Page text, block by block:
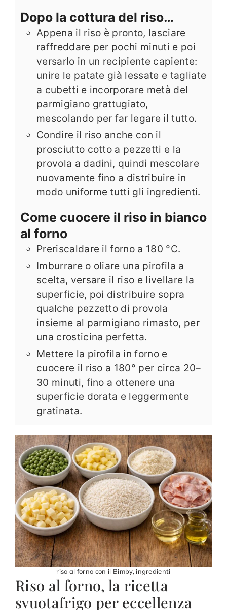
Dopo la cottura del riso…
Appena il riso è pronto, lasciare
raffreddare per pochi minuti e poi
versarlo in un recipiente capiente:
unire le patate già lessate e tagliate
a cubetti e incorporare metà del
parmigiano grattugiato,
mescolando per far legare il tutto.
Condire il riso anche con il
prosciutto cotto a pezzetti e la
provola a dadini, quindi mescolare
nuovamente fino a distribuire in
modo uniforme tutti gli ingredienti.
Come cuocere il riso in bianco
al forno
Preriscaldare il forno a 180 °C.
Imburrare o oliare una pirofila a
scelta, versare il riso e livellare la
superficie, poi distribuire sopra
qualche pezzetto di provola
insieme al parmigiano rimasto, per
una crosticina perfetta.
Mettere la pirofila in forno e
cuocere il riso a 180° per circa 20–
30 minuti, fino a ottenere una
superficie dorata e leggermente
gratinata.
riso al forno con il Bimby, ingredienti
Riso al forno, la ricetta
svuotafrigo per eccellenza